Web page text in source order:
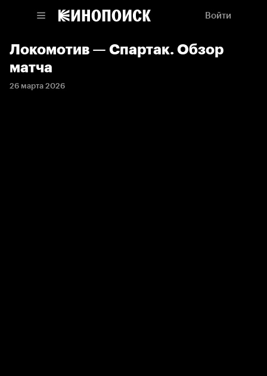
Войти
Локомотив — Спартак. Обзор
матча
26 марта 2026